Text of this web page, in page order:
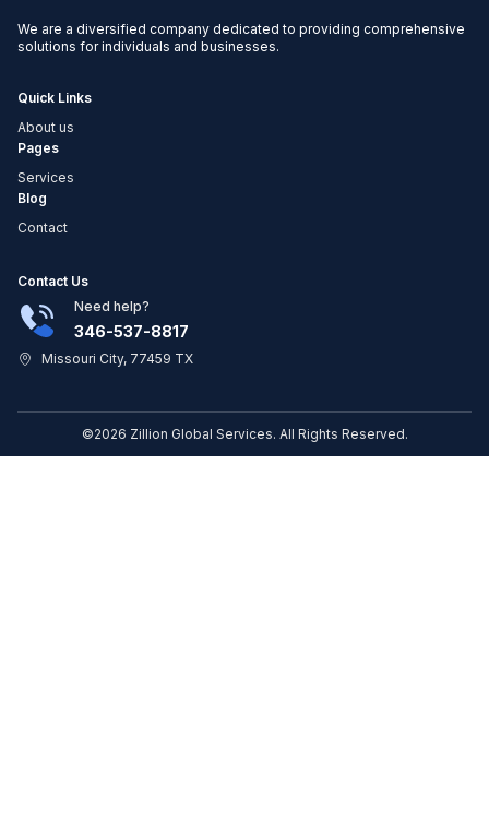
We are a diversified company dedicated to providing comprehensive
solutions for individuals and businesses.
Quick Links
About us
Pages
Services
Blog
Contact
Contact Us
Need help?
346-537-8817
Missouri City, 77459 TX
©2026 Zillion Global Services. All Rights Reserved.